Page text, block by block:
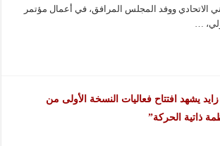
الاتحادي ووفد المجلس المرافق، في أعمال مؤتمر
…
يشهد افتتاح فعاليات النسخة الأولى من
ذاتية الحركة”